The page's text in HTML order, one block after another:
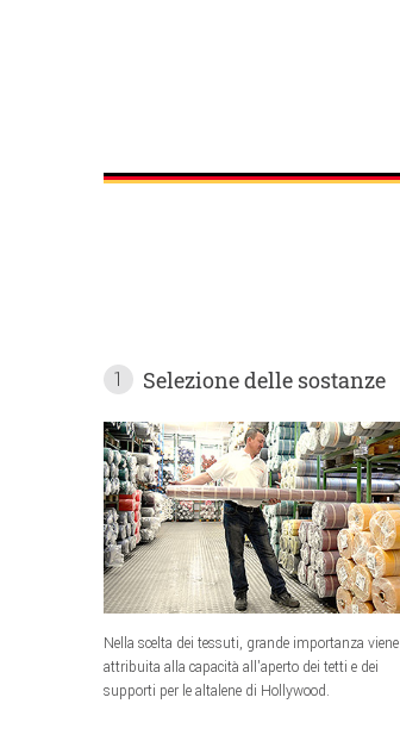
1 Selezione delle sostanze
Nella scelta dei tessuti, grande importanza viene
attribuita alla capacità all'aperto dei tetti e dei
supporti per le altalene di Hollywood.